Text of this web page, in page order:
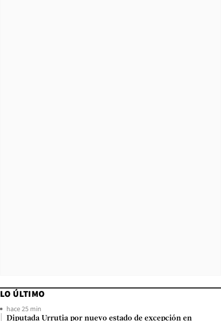
LO ÚLTIMO
hace 25 min
Diputada Urrutia por nuevo estado de excepción en